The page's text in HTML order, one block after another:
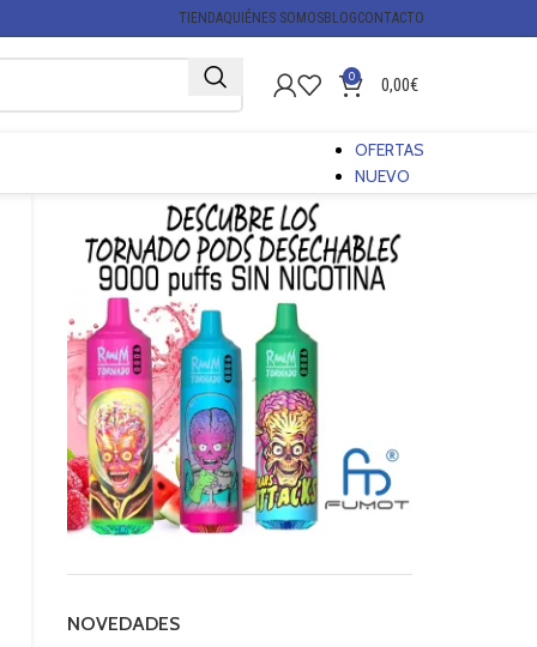
TIENDAQUIÉNES SOMOSBLOGCONTACTO
0 0,00€
OFERTAS
NUEVO
NOVEDADES